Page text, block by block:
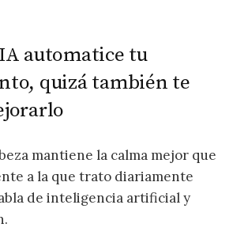
automatice tu
quizá también te
mantiene la calma mejor que
a la que trato diariamente
de inteligencia artificial y